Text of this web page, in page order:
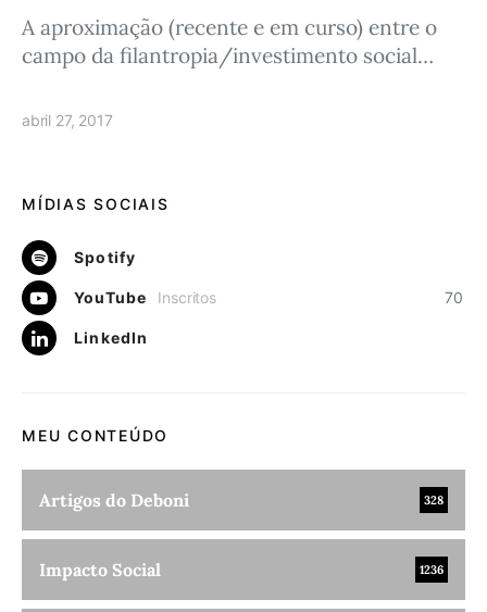
A aproximação (recente e em curso) entre o
campo da filantropia/investimento social…
abril 27, 2017
MÍDIAS SOCIAIS
Spotify
YouTube 70
Inscritos
LinkedIn
MEU CONTEÚDO
Artigos do Deboni 328
Impacto Social 1236